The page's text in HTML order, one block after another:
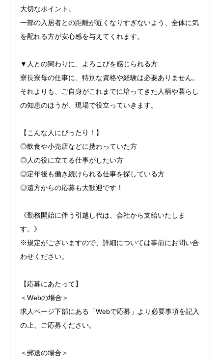
大切なポイント。
一部の入居者との距離が近くなりすぎないよう、全体に気
を配れる方が安心感を与えてくれます。
▼人との関わりに、よろこびを感じられる方
寮長寮母の仕事に、特別な資格や経験は必要ありません。
それよりも、ご自身がこれまでに培ってきた人柄や暮らし
の知恵のほうが、現場で役立っていきます。
【こんな人にぴったり！】
◎飲食や小売店などに携わっていた方
◎人の役に立てる仕事がしたい方
◎定年後も働き続けられる仕事を探している方
◎遠方からの応募も大歓迎です！
《勤務開始に伴う引越し代は、会社から支給いたしま
す。》
※規定がございますので、詳細については事前にお問い合
わせください。
【応募にあたって】
＜Webの場合＞
求人ページ下部にある「Webで応募」より必要事項を記入
の上、ご応募ください。
＜郵送の場合＞